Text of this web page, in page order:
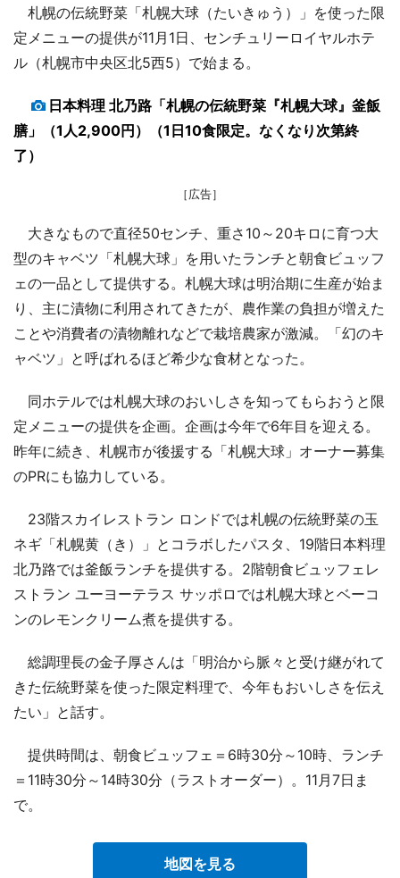
札幌の伝統野菜「札幌大球（たいきゅう）」を使った限
定メニューの提供が11月1日、センチュリーロイヤルホテ
ル（札幌市中央区北5西5）で始まる。
日本料理 北乃路「札幌の伝統野菜『札幌大球』釜飯
膳」（1人2,900円）（1日10食限定。なくなり次第終
了）
［広告］
大きなもので直径50センチ、重さ10～20キロに育つ大
型のキャベツ「札幌大球」を用いたランチと朝食ビュッフ
ェの一品として提供する。札幌大球は明治期に生産が始ま
り、主に漬物に利用されてきたが、農作業の負担が増えた
ことや消費者の漬物離れなどで栽培農家が激減。「幻のキ
ャベツ」と呼ばれるほど希少な食材となった。
同ホテルでは札幌大球のおいしさを知ってもらおうと限
定メニューの提供を企画。企画は今年で6年目を迎える。
昨年に続き、札幌市が後援する「札幌大球」オーナー募集
のPRにも協力している。
23階スカイレストラン ロンドでは札幌の伝統野菜の玉
ネギ「札幌黄（き）」とコラボしたパスタ、19階日本料理
北乃路では釜飯ランチを提供する。2階朝食ビュッフェレ
ストラン ユーヨーテラス サッポロでは札幌大球とベーコ
ンのレモンクリーム煮を提供する。
総調理長の金子厚さんは「明治から脈々と受け継がれて
きた伝統野菜を使った限定料理で、今年もおいしさを伝え
たい」と話す。
提供時間は、朝食ビュッフェ＝6時30分～10時、ランチ
＝11時30分～14時30分（ラストオーダー）。11月7日ま
で。
地図を見る